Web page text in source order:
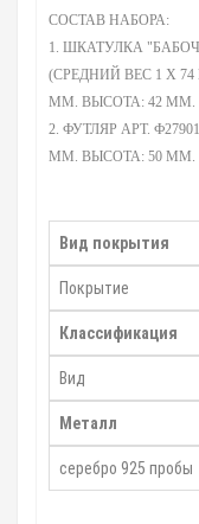
СОСТАВ НАБОРА:
1. ШКАТУЛКА
(СРЕДНИЙ ВЕС 1 Х
ММ. ВЫСОТА: 42 ММ.
2. ФУТЛЯР АРТ.
ММ. ВЫСОТА: 50 ММ.
Вид покрытия
Покрытие
Классификация
Вид
Металл
серебро 925 пробы